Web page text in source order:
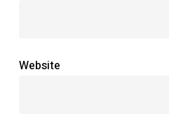
Website